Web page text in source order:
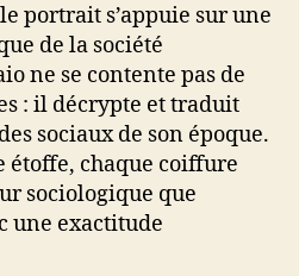
portrait s’appuie sur une
de la société
ne se contente pas de
: il décrypte et traduit
sociaux de son époque.
étoffe, chaque coiffure
sociologique que
une exactitude